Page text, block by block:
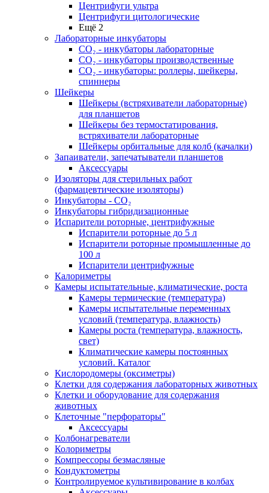
Центрифуги ультра
Центрифуги цитологические
Ещё 2
Лабораторные инкубаторы
СО₂ - инкубаторы лабораторные
СО₂ - инкубаторы производственные
СО₂ - инкубаторы: роллеры, шейкеры,
спиннеры
Шейкеры
Шейкеры (встряхиватели лабораторные)
для планшетов
Шейкеры без термостатирования,
встряхиватели лабораторные
Шейкеры орбитальные для колб (качалки)
Запаиватели, запечатыватели планшетов
Аксессуары
Изоляторы для стерильных работ
(фармацевтические изоляторы)
Инкубаторы - CO₂
Инкубаторы гибридизационные
Испарители роторные, центрифужные
Испарители роторные до 5 л
Испарители роторные промышленные до
100 л
Испарители центрифужные
Калориметры
Камеры испытательные, климатические, роста
Камеры термические (температура)
Камеры испытательные переменных
условий (температура, влажность)
Камеры роста (температура, влажность,
свет)
Климатические камеры постоянных
условий. Каталог
Кислородомеры (оксиметры)
Клетки для содержания лабораторных животных
Клетки и оборудование для содержания
животных
Клеточные "перфораторы"
Аксессуары
Колбонагреватели
Колориметры
Компрессоры безмасляные
Кондуктометры
Контролируемое культивирование в колбах